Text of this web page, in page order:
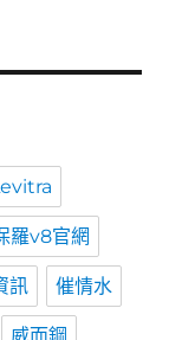
羅v8官網
訊 催情水